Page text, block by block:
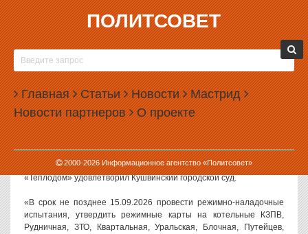
ПОЛИТСОВЕТ
Главная Статьи Новости Мастрид
Новости партнеров О проекте
2000-2026Информационное агентство «Политсовет»
29.05.2026, 12:07
В КУШВЕ ПОСЛЕ КОММУНАЛЬНОГО КОЛЛАПСА
СУД ОБЯЗАЛ РЕКОНСТРУИРОВАТЬ
КОТЕЛЬНЫЕ
В Свердловской области суд обязал власти Кушвы до начала
осени реконструировать котельные. Минувшей зимой в городе
произошел масштабный коммунальный коллапс.
Как сообщили в пресс-службе судов региона, иск к МУП КМО
«Теплодом» удовлетворил Кушвинский городской суд.
«В срок не позднее 15.09.2026 провести режимно-наладочные
испытания, утвердить режимные карты на котельные КЗПВ,
Рудничная, ЗТО, Квартальная, Уральская, Блочная, Путейцев,